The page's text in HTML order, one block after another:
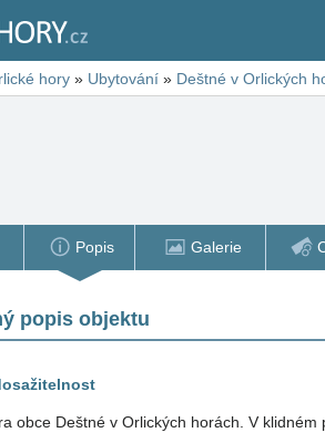
hory » Ubytování » Deštné v Orlických
Popis Galerie
popis objektu
obce Deštné v Orlických horách. V klidném